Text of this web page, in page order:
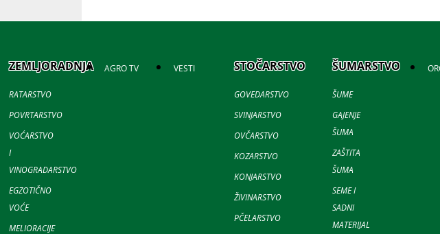
ZEMLJORADNJA
RATARSTVO
POVRTARSTVO
VOĆARSTVO
I
VINOGRADARSTVO
EGZOTIČNO
VOĆE
MELIORACIJE
AGRO TV VESTI STOČARSTVO
GOVEDARSTVO
SVINJARSTVO
OVČARSTVO
KOZARSTVO
KONJARSTVO
ŽIVINARSTVO
PČELARSTVO
ŠUMARSTVO
ŠUME
GAJENJE
ŠUMA
ZAŠTITA
ŠUMA
SEME I
SADNI
MATERIJAL